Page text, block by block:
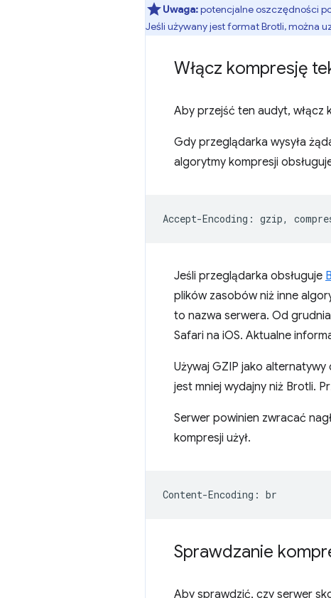
Uwaga:potencjalne oszczędności
Jeśli używany jest format Brotli, można
Włącz kompresję
Aby przejść ten audyt, włącz
Gdy przeglądarka wysyła
algorytmy kompresji
Jeśli przeglądarka obsługuje
plików zasobów niż inne
to nazwa serwera. Od
Safari na iOS. Aktualne
Używaj GZIP jako
jest mniej wydajny niż Brotli.
Serwer powinien zwracać
kompresji użył.
Sprawdzanie
Aby sprawdzić, czy serwer